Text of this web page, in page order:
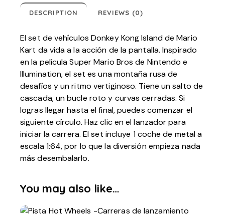
DESCRIPTION REVIEWS (0)
El set de vehículos Donkey Kong Island de Mario
Kart da vida a la acción de la pantalla. Inspirado
en la película Super Mario Bros de Nintendo e
Illumination, el set es una montaña rusa de
desafíos y un ritmo vertiginoso. Tiene un salto de
cascada, un bucle roto y curvas cerradas. Si
logras llegar hasta el final, puedes comenzar el
siguiente círculo. Haz clic en el lanzador para
iniciar la carrera. El set incluye 1 coche de metal a
escala 1:64, por lo que la diversión empieza nada
más desembalarlo.
You may also like…